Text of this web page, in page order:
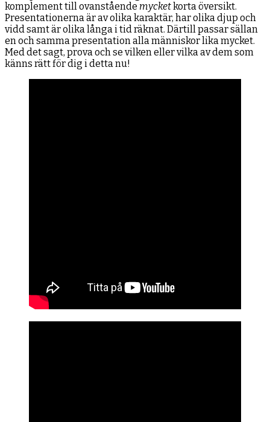
komplement till ovanstående mycketkorta översikt.
Presentationerna är av olika karaktär, har olika djup och
vidd samt är olika långa i tid räknat. Därtill passar sällan
en och samma presentation alla människor lika mycket.
Med det sagt, prova och se vilken eller vilka av dem som
känns rätt för dig i detta nu!